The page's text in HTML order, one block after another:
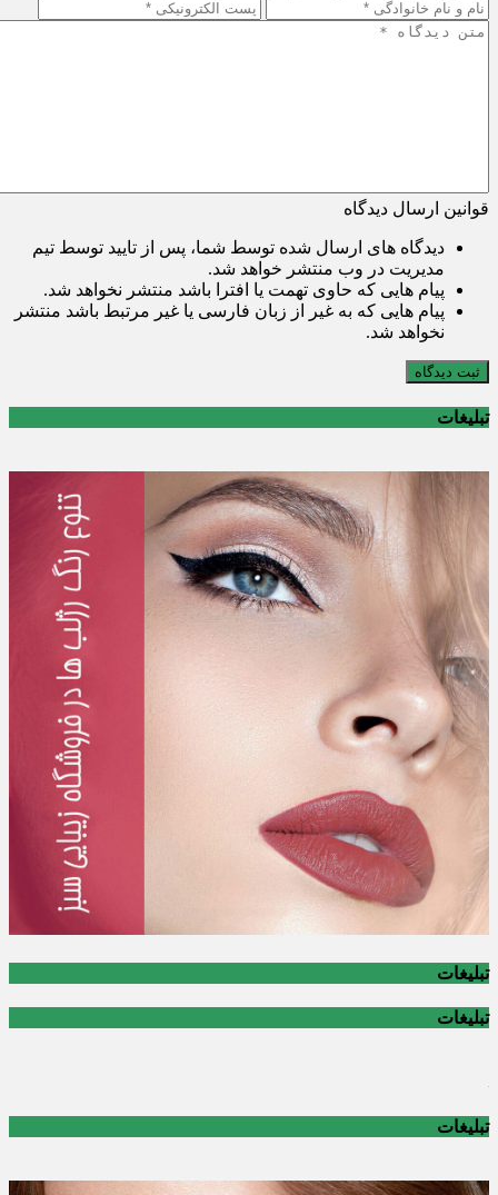
قوانین ارسال دیدگاه
دیدگاه های ارسال شده توسط شما، پس از تایید توسط تیم
مدیریت در وب منتشر خواهد شد.
پیام هایی که حاوی تهمت یا افترا باشد منتشر نخواهد شد.
پیام هایی که به غیر از زبان فارسی یا غیر مرتبط باشد منتشر
نخواهد شد.
ثبت دیدگاه
تبلیغات
تبلیغات
تبلیغات